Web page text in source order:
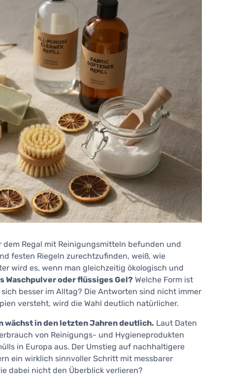
Regal mit Reinigungsmitteln befunden und
festen Riegeln zurechtzufinden, weiß, wie
wird es, wenn man gleichzeitig ökologisch und
Waschpulver oder flüssiges Gel? Welche Form ist
besser im Alltag? Die Antworten sind nicht immer
versteht, wird die Wahl deutlich natürlicher.
wächst in den letzten Jahren deutlich. Laut Daten
von Reinigungs- und Hygieneprodukten
in Europa aus. Der Umstieg auf nachhaltigere
ein wirklich sinnvoller Schritt mit messbarer
dabei nicht den Überblick verlieren?